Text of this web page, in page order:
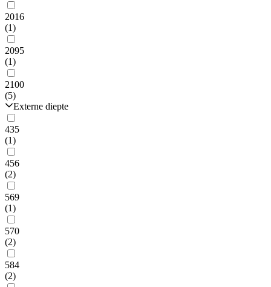
2016
(1)
2095
(1)
2100
(5)
Externe diepte
435
(1)
456
(2)
569
(1)
570
(2)
584
(2)